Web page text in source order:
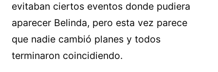
evitaban ciertos eventos donde pudiera
aparecer Belinda, pero esta vez parece
que nadie cambió planes y todos
terminaron coincidiendo.